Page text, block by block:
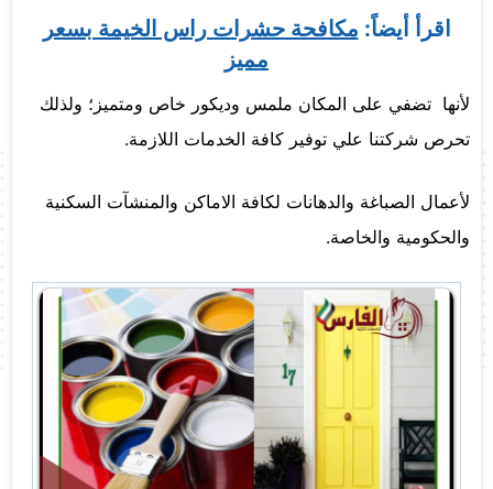
اقرأ أيضاً: مكافحة حشرات راس الخيمة بسعر
مميز
لأنها تضفي على المكان ملمس وديكور خاص ومتميز؛ ولذلك
تحرص شركتنا علي توفير كافة الخدمات اللازمة.
لأعمال الصباغة والدهانات لكافة الاماكن والمنشآت السكنية
والحكومية والخاصة.